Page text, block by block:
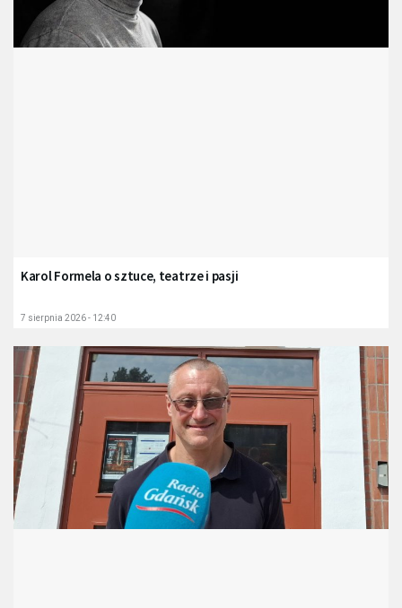
Karol Formela o sztuce, teatrze i pasji
7 sierpnia 2026 - 12:40